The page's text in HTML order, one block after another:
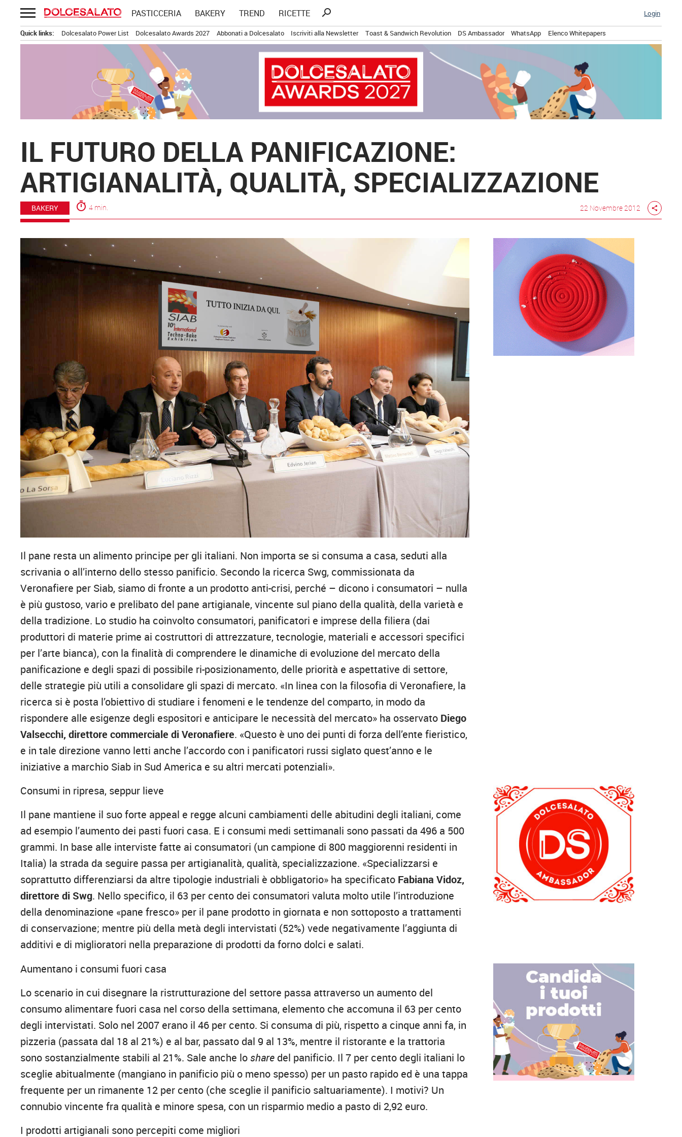
Passa
al
contenuto
PASTICCERIA BAKERY TREND RICETTE
Ricerca
search Login
Quick links: Dolcesalato Power List Dolcesalato Awards 2027 Abbonati a Dolcesalato Iscriviti alla Newsletter Toast & Sandwich Revolution DS Ambassador WhatsApp Elenco Whitepapers
IL FUTURO DELLA PANIFICAZIONE:
ARTIGIANALITÀ, QUALITÀ, SPECIALIZZAZIONE
BAKERY timer 4 min. 22 Novembre 2012 share
Il pane resta un alimento principe per gli italiani. Non importa se si consuma a casa, seduti alla
scrivania o all’interno dello stesso panificio. Secondo la ricerca Swg, commissionata da
Veronafiere per Siab, siamo di fronte a un prodotto anti-crisi, perché – dicono i consumatori – nulla
è più gustoso, vario e prelibato del pane artigianale, vincente sul piano della qualità, della varietà e
della tradizione. Lo studio ha coinvolto consumatori, panificatori e imprese della filiera (dai
produttori di materie prime ai costruttori di attrezzature, tecnologie, materiali e accessori specifici
per l’arte bianca), con la finalità di comprendere le dinamiche di evoluzione del mercato della
panificazione e degli spazi di possibile ri-posizionamento, delle priorità e aspettative di settore,
delle strategie più utili a consolidare gli spazi di mercato. «In linea con la filosofia di Veronafiere, la
ricerca si è posta l’obiettivo di studiare i fenomeni e le tendenze del comparto, in modo da
rispondere alle esigenze degli espositori e anticipare le necessità del mercato» ha osservato Diego
Valsecchi, direttore commerciale di Veronafiere. «Questo è uno dei punti di forza dell’ente fieristico,
e in tale direzione vanno letti anche l’accordo con i panificatori russi siglato quest’anno e le
iniziative a marchio Siab in Sud America e su altri mercati potenziali».
Consumi in ripresa, seppur lieve
Il pane mantiene il suo forte appeal e regge alcuni cambiamenti delle abitudini degli italiani, come
ad esempio l’aumento dei pasti fuori casa. E i consumi medi settimanali sono passati da 496 a 500
grammi. In base alle interviste fatte ai consumatori (un campione di 800 maggiorenni residenti in
Italia) la strada da seguire passa per artigianalità, qualità, specializzazione. «Specializzarsi e
soprattutto differenziarsi da altre tipologie industriali è obbligatorio» ha specificato Fabiana Vidoz,
direttore di Swg. Nello specifico, il 63 per cento dei consumatori valuta molto utile l’introduzione
della denominazione «pane fresco» per il pane prodotto in giornata e non sottoposto a trattamenti
di conservazione; mentre più della metà degli intervistati (52%) vede negativamente l’aggiunta di
additivi e di miglioratori nella preparazione di prodotti da forno dolci e salati.
Aumentano i consumi fuori casa
Lo scenario in cui disegnare la ristrutturazione del settore passa attraverso un aumento del
consumo alimentare fuori casa nel corso della settimana, elemento che accomuna il 63 per cento
degli intervistati. Solo nel 2007 erano il 46 per cento. Si consuma di più, rispetto a cinque anni fa, in
pizzeria (passata dal 18 al 21%) e al bar, passato dal 9 al 13%, mentre il ristorante e la trattoria
sono sostanzialmente stabili al 21%. Sale anche lo share del panificio. Il 7 per cento degli italiani lo
sceglie abitualmente (mangiano in panificio più o meno spesso) per un pasto rapido ed è una tappa
frequente per un rimanente 12 per cento (che sceglie il panificio saltuariamente). I motivi? Un
connubio vincente fra qualità e minore spesa, con un risparmio medio a pasto di 2,92 euro.
I prodotti artigianali sono percepiti come migliori